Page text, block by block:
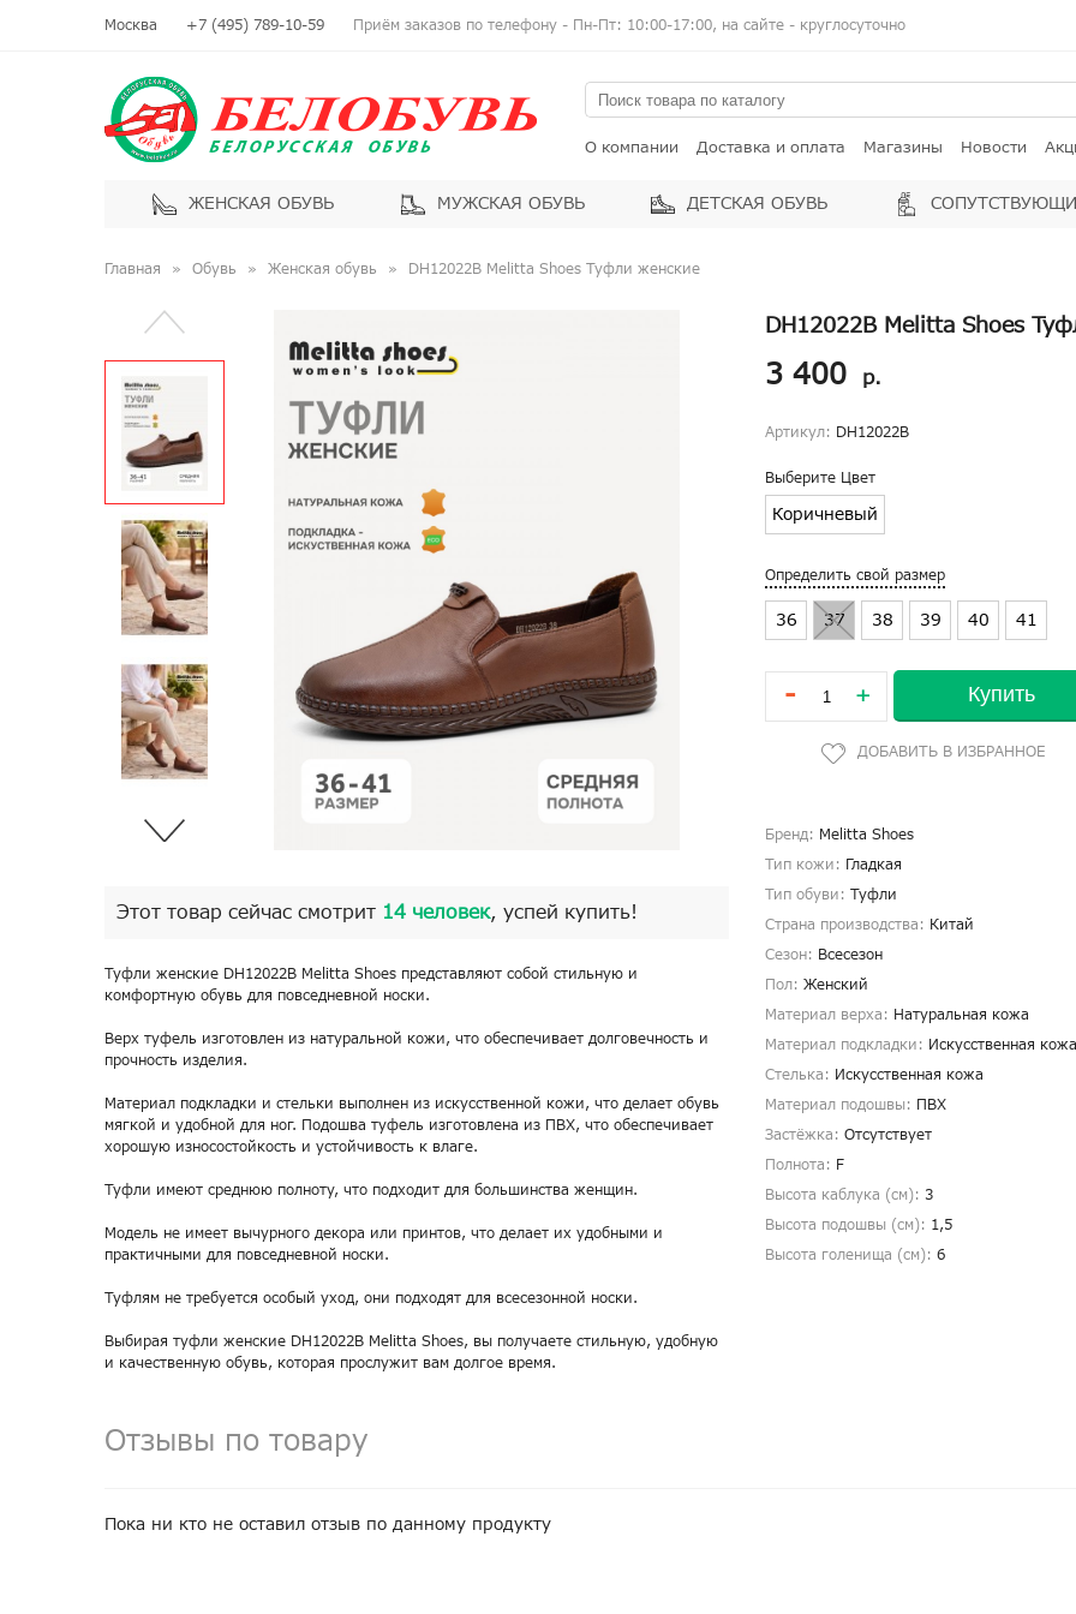
Москва +7 (495) 789-10-59 Приём заказов по телефону - Пн-Пт: 10:00-17:00, на сайте - круглосуточно
О компании Доставка и оплата Магазины Новости
ЖЕНСКАЯ ОБУВЬ МУЖСКАЯ ОБУВЬ ДЕТСКАЯ ОБУВЬ
Главная Обувь Женская обувь DH12022B Melitta Shoes Туфли женские
Этот товар сейчас смотрит 14 человек, успей купить!
Туфли женские DH12022B Melitta Shoes представляют собой стильную и
комфортную обувь для повседневной носки.
Верх туфель изготовлен из натуральной кожи, что обеспечивает долговечность и
прочность изделия.
Материал подкладки и стельки выполнен из искусственной кожи, что делает обувь
мягкой и удобной для ног. Подошва туфель изготовлена из ПВХ, что обеспечивает
хорошую износостойкость и устойчивость к влаге.
Туфли имеют среднюю полноту, что подходит для большинства женщин.
Модель не имеет вычурного декора или принтов, что делает их удобными и
практичными для повседневной носки.
Туфлям не требуется особый уход, они подходят для всесезонной носки.
Выбирая туфли женские DH12022B Melitta Shoes, вы получаете стильную, удобную
и качественную обувь, которая прослужит вам долгое время.
DH12022B Melitta Shoes
3 400 р.
Артикул: DH12022B
Выберите Цвет
Коричневый
Определить свой размер
36 37 38 39 40 41
- + Купить
Бренд: Melitta Shoes
Тип кожи: Гладкая
Тип обуви: Туфли
Страна производства: Китай
Сезон: Всесезон
Пол: Женский
Материал верха: Натуральная кожа
Материал подкладки: Искусственная кожа
Стелька: Искусственная кожа
Материал подошвы: ПВХ
Застёжка: Отсутствует
Полнота: F
Высота каблука (см): 3
Высота подошвы (см): 1,5
Высота голенища (cм): 6
Отзывы по товару
Пока ни кто не оставил отзыв по данному продукту